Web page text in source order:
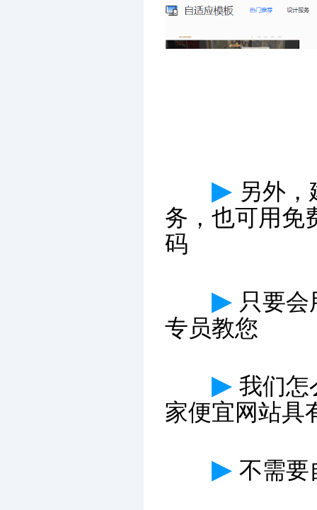
▶ 另外
务，也可用免
码
▶ 只要
专员教您
▶ 我们怎
家便宜网站具
▶ 不需要